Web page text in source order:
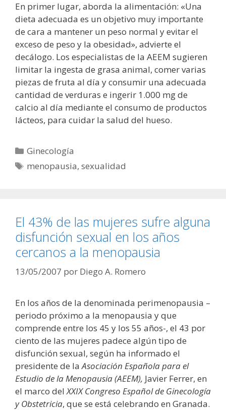
En primer lugar, aborda la alimentación: «Una
dieta adecuada es un objetivo muy importante
de cara a mantener un peso normal y evitar el
exceso de peso y la obesidad», advierte el
decálogo. Los especialistas de la AEEM sugieren
limitar la ingesta de grasa animal, comer varias
piezas de fruta al día y consumir una adecuada
cantidad de verduras e ingerir 1.000 mg de
calcio al día mediante el consumo de productos
lácteos, para cuidar la salud del hueso.
Categorías
Ginecología
Etiquetas
menopausia,sexualidad
El 43% de las mujeres sufre alguna
disfunción sexual en los años
cercanos a la menopausia
13/05/2007 por Diego A. Romero
En los años de la denominada perimenopausia –
periodo próximo a la menopausia y que
comprende entre los 45 y los 55 años-, el 43 por
ciento de las mujeres padece algún tipo de
disfunción sexual, según ha informado el
presidente de laAsociación Española para el
Estudio de la Menopausia (AEEM), Javier Ferrer, en
el marco delXXIX Congreso Español de Ginecología
y Obstetricia, que se está celebrando en Granada.